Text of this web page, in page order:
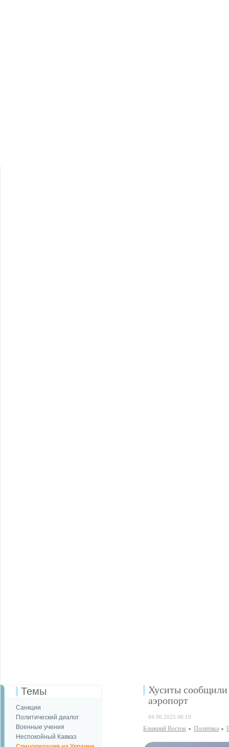
Темы
Санкции
Политический диалог
Военные учения
Неспокойный Кавказ
Хуситы сообщили
аэропорт
04.06.2025 06:19
Ближний Восток Политика